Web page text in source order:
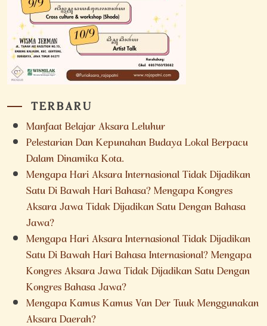
TERBARU
Manfaat Belajar Aksara Leluhur
Pelestarian Dan Kepunahan Budaya Lokal Berpacu
Dalam Dinamika Kota.
Mengapa Hari Aksara Internasional Tidak Dijadikan
Satu Di Bawah Hari Bahasa? Mengapa Kongres
Aksara Jawa Tidak Dijadikan Satu Dengan Bahasa
Jawa?
Mengapa Hari Aksara Internasional Tidak Dijadikan
Satu Di Bawah Hari Bahasa Internasional? Mengapa
Kongres Aksara Jawa Tidak Dijadikan Satu Dengan
Kongres Bahasa Jawa?
Mengapa Kamus Kamus Van Der Tuuk Menggunakan
Aksara Daerah?